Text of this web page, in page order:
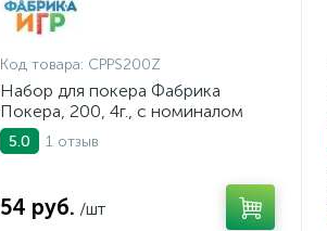
Код товара: CPPS200Z
Набор для покера Фабрика
Покера, 200, 4г., с номиналом
5.0 1 отзыв
54 руб. /шт